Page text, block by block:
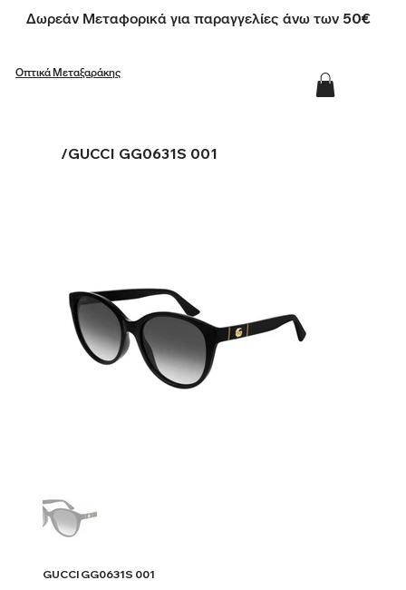
Δωρεάν Μεταφορικά για παραγγελίες άνω των 50€
Οπτικά Μεταξαράκης
/GUCCI GG0631S 001
GUCCI GG0631S 001